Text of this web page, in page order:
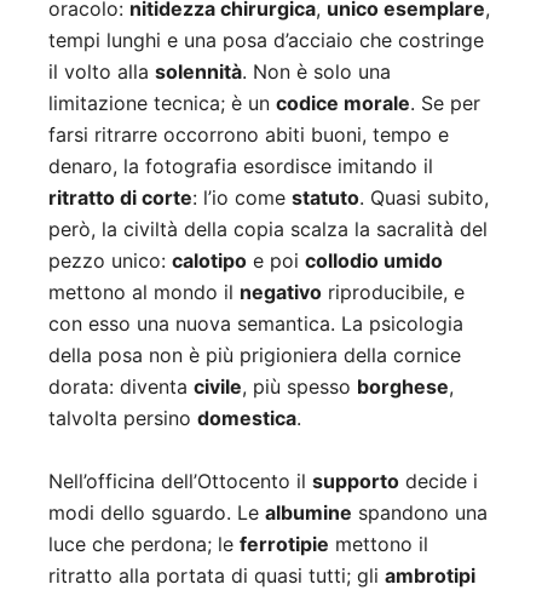
oracolo: nitidezza chirurgica, unico esemplare,
tempi lunghi e una posa d’acciaio che costringe
il volto alla solennità. Non è solo una
limitazione tecnica; è un codice morale. Se per
farsi ritrarre occorrono abiti buoni, tempo e
denaro, la fotografia esordisce imitando il
ritratto di corte: l’io come statuto. Quasi subito,
però, la civiltà della copia scalza la sacralità del
pezzo unico: calotipo e poi collodio umido
mettono al mondo il negativo riproducibile, e
con esso una nuova semantica. La psicologia
della posa non è più prigioniera della cornice
dorata: diventa civile, più spesso borghese,
talvolta persino domestica.
Nell’officina dell’Ottocento il supporto decide i
modi dello sguardo. Le albumine spandono una
luce che perdona; le ferrotipie mettono il
ritratto alla portata di quasi tutti; gli ambrotipi